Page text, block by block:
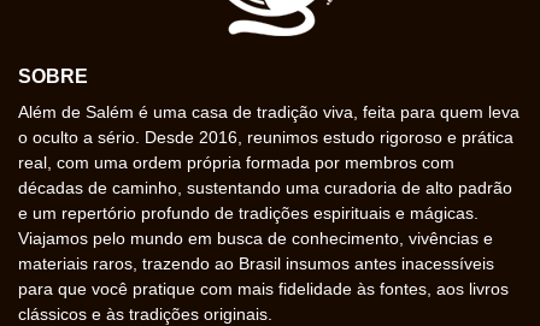
SOBRE
Além de Salém é uma casa de tradição viva, feita para quem leva
o oculto a sério. Desde 2016, reunimos estudo rigoroso e prática
real, com uma ordem própria formada por membros com
décadas de caminho, sustentando uma curadoria de alto padrão
e um repertório profundo de tradições espirituais e mágicas.
Viajamos pelo mundo em busca de conhecimento, vivências e
materiais raros, trazendo ao Brasil insumos antes inacessíveis
para que você pratique com mais fidelidade às fontes, aos livros
clássicos e às tradições originais.